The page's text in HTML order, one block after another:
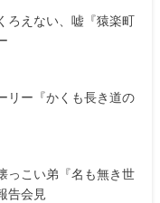
ろえない、嘘『猿楽町
リー『かくも長き道の
っこい弟『名も無き世
告会見